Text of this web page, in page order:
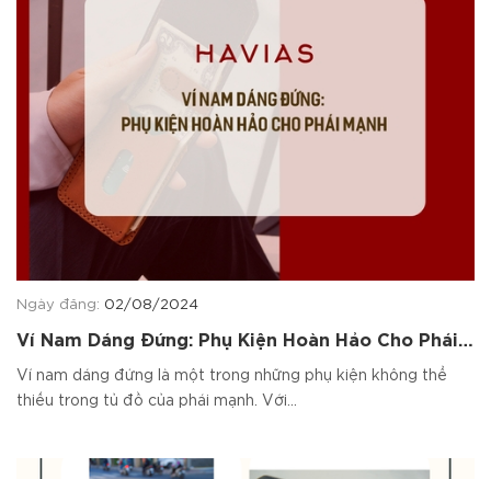
Ngày đăng: 02/08/2024
Ví Nam Dáng Đứng: Phụ Kiện Hoàn Hảo Cho Phái
Ví nam dáng đứng là một trong những phụ kiện không thể
thiếu trong tủ đồ của phái mạnh. Với...